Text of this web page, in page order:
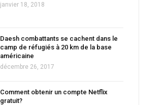
janvier 18, 2018
Daesh combattants se cachent dans le
camp de réfugiés à 20 km de la base
américaine
décembre 26, 2017
Comment obtenir un compte Netflix
gratuit?